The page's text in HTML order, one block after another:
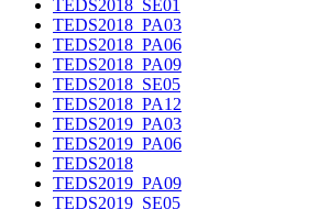
TEDS2018_SE01
TEDS2018_PA03
TEDS2018_PA06
TEDS2018_PA09
TEDS2018_SE05
TEDS2018_PA12
TEDS2019_PA03
TEDS2019_PA06
TEDS2018
TEDS2019_PA09
TEDS2019_SE05